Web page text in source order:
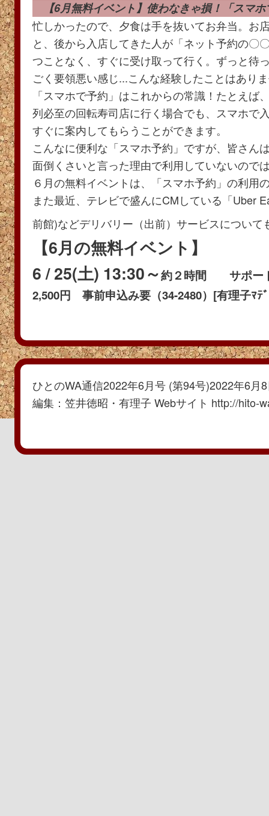
【6月無料イベント】使わなきゃ損！「スマホ
忙しかったので、夕食は手を抜いてお弁当。お
と、後から入店してきた人が「ネット予約の〇
つことなく、すぐに受け取って行く。ずっと待
ごく要領悪い感じ...こんな経験したことはあり
「スマホで予約」はこれからの常識！たとえば
列必至の回転寿司店に行く場合でも、スマホで
すぐに案内してもらうことができます。
こんなに便利な「スマホ予約」ですが、皆さん
面倒くさいと言った理由で利用していないので
６月の無料イベントは、「スマホ予約」の利用
また最近、テレビで盛んにCMしている「Uber
前館)などデリバリー（出前）サービスについて
【6月の無料イベント】
6 / 25(土) 13:30～約２時間 サポー
2,500円 事前申込み要（34-2480）[有理子ﾏﾃ
ひとのWA通信2022年6月号 (第94号)2022年6
編集：笠井徳昭・有理子 Webサイト http://hito-